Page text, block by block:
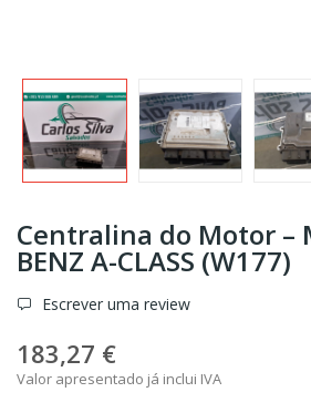
Centralina do Motor –
BENZ A-CLASS (W177)
Escrever uma review
183,27 €
Valor apresentado já inclui IVA